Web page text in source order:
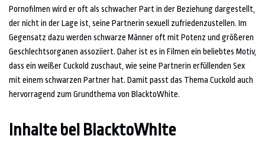
Pornofilmen wird er oft als schwacher Part in der Beziehung dargestellt,
der nicht in der Lage ist, seine Partnerin sexuell zufriedenzustellen. Im
Gegensatz dazu werden schwarze Männer oft mit Potenz und größeren
Geschlechtsorganen assoziiert. Daher ist es in Filmen ein beliebtes Motiv,
dass ein weißer Cuckold zuschaut, wie seine Partnerin erfüllenden Sex
mit einem schwarzen Partner hat. Damit passt das Thema Cuckold auch
hervorragend zum Grundthema von BlacktoWhite.
Inhalte bei BlacktoWhite